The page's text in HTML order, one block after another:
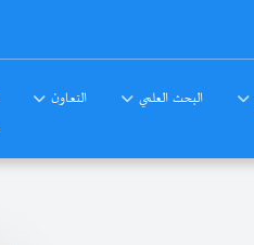
البحث العلمي التعاون